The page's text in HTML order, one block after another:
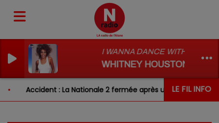
I WANNA DANCE WITH
WHITNEY HOUSTON
LE FIL INFO
Accident : La Nationale 2 fermée après un choc entre